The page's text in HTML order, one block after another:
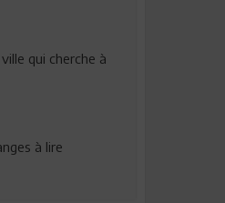
qui cherche à
à lire